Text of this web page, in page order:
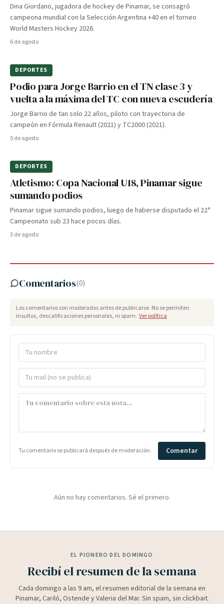
Dina Giordano, jugadora de hockey de Pinamar, se consagró
campeona mundial con la Selección Argentina +40 en el torneo
World Masters Hockey 2026.
6 de agosto
DEPORTES
Podio para Jorge Barrio en el TN clase 3 y
vuelta a la máxima del TC con nueva escudería
Jorge Barrio de tan solo 22 años, piloto con trayectoria de
campeón en Fórmula Renault (2021) y TC2000 (2021).
5 de agosto
DEPORTES
Atletismo: Copa Nacional U18, Pinamar sigue
sumando podios
Pinamar sigue sumando podios, luego de haberse disputado el 22°
Campeonato sub 23 hace pocos días.
3 de agosto
Comentarios(0)
Los comentarios son moderados antes de publicarse. No se permiten
insultos, descalificaciones personales, ni spam. Ver política
Tu comentario se publicará después de moderación. Comentar
Aún no hay comentarios. Sé el primero.
EL PIONERO DEL DOMINGO
Recibí el resumen de la semana
Cada domingo a las 9 am, el resumen editorial de la semana en
Pinamar, Cariló, Ostende y Valeria del Mar. Sin spam, sin clickbait.